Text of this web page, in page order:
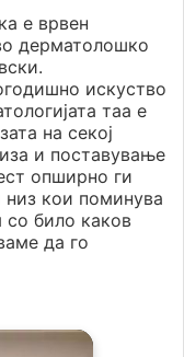
е врвен
дерматолошко
искуство
таа е
на секој
и поставување
опширно ги
кои поминува
со било каков
да го